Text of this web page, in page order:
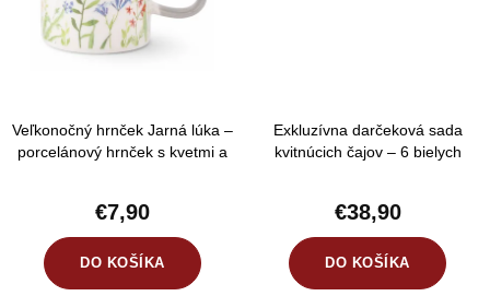
Veľkonočný hrnček Jarná lúka –
porcelánový hrnček s kvetmi a
€7,90
DO KOŠÍKA
Exkluzívna darčeková sada
kvitnúcich čajov – 6 bielych
€38,90
DO KOŠÍKA